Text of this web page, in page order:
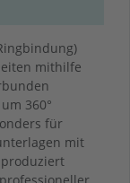
mithilfe
360°
für
mit
produziert